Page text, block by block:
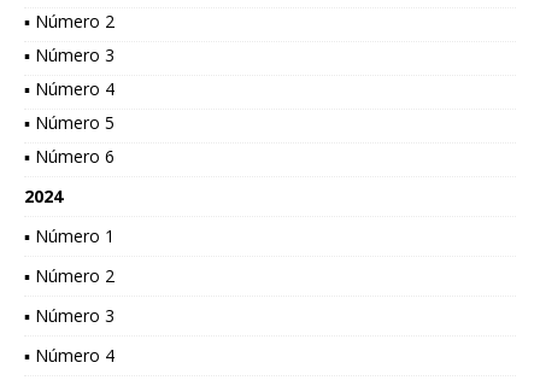
▪ Número 2
▪ Número 3
▪ Número 4
▪ Número 5
▪ Número 6
2024
▪ Número 1
▪ Número 2
▪ Número 3
▪ Número 4